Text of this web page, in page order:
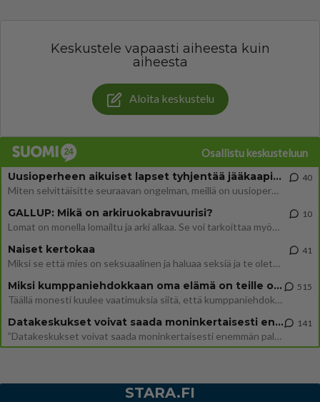
Keskustele vapaasti aiheesta kuin
aiheesta
Aloita keskustelu
Osallistu keskusteluun
Uusioperheen aikuiset lapset tyhjentää jääkaapin käydessään
Miten selvittäisitte seuraavan ongelman, meillä on uusioperhe, minulla teini-ikäiset lapset ja puolisolla aikuiset, jotk
40
GALLUP: Mikä on arkiruokabravuurisi?
Lomat on monella lomailtu ja arki alkaa. Se voi tarkoittaa myös sitä, että grillailut on grillattu ja palataan arjen ruo
10
Naiset kertokaa
Miksi se että mies on seksuaalinen ja haluaa seksiä ja te olette hänen mielestänne haluttava on vastenmielistä? Mikä sii
41
Miksi kumppaniehdokkaan oma elämä on teille ongelma?
Täällä monesti kuulee vaatimuksia siitä, että kumppaniehdokkaalla ei saisi olla lemmikkejä, lapsia, kavereita, eksiä, su
515
Datakeskukset voivat saada moninkertaisesti enemmän palautuksia kuin mitä ne maksavat veroja
”Datakeskukset voivat saada moninkertaisesti enemmän palautuksia kuin mitä ne maksavat veroja”, sanoo professori Jussi K
141
STARA.FI